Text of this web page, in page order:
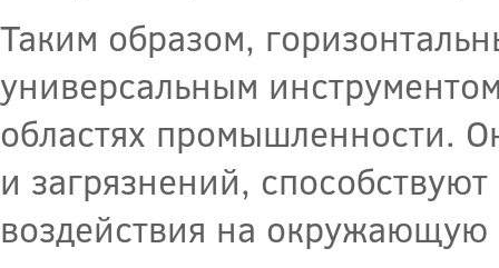
Таким образом,
универсальным
областях промышленности.
и загрязнений,
воздействия на окружающую